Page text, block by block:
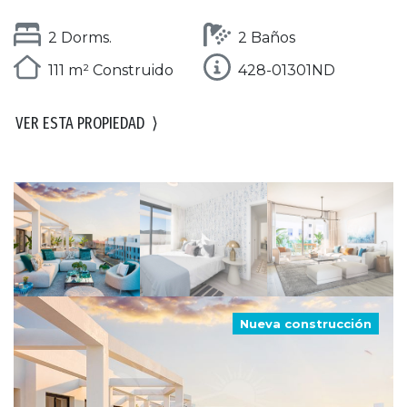
2 Dorms.
2 Baños
111 m² Construido
428-01301ND
VER ESTA PROPIEDAD ⟩
Nueva construcción